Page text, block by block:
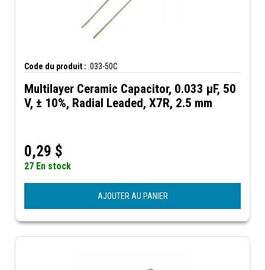
Code du produit : .033-50C
Multilayer Ceramic Capacitor, 0.033 µF, 50
V, ± 10%, Radial Leaded, X7R, 2.5 mm
0,29 $
27 En stock
AJOUTER AU PANIER